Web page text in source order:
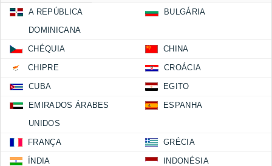
A REPÚBLICA
DOMINICANA
BULGÁRIA
CHÉQUIA CHINA
CHIPRE CROÁCIA
CUBA EGITO
EMIRADOS ÁRABES
UNIDOS
ESPANHA
FRANÇA GRÉCIA
ÍNDIA INDONÉSIA